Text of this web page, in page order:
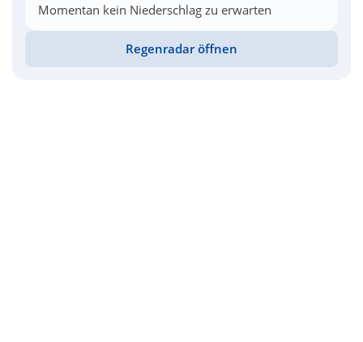
Momentan kein Niederschlag zu erwarten
Regenradar öffnen